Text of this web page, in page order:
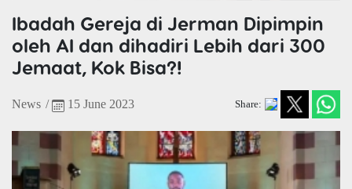
Ibadah Gereja di Jerman Dipimpin
oleh AI dan dihadiri Lebih dari 300
Jemaat, Kok Bisa?!
News / 15 June 2023 Share: